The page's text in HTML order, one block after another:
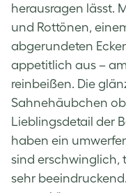
herausragen lässt.
und Rottönen,
abgerundeten
appetitlich aus –
reinbeißen. Die
Sahnehäubchen
Lieblingsdetail der
haben ein
sind erschwinglich,
sehr